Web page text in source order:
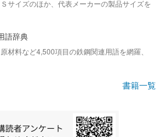
サイズのほか、代表メーカーの製品サイズを
語辞典
材料など4,500項目の鉄鋼関連用語を網羅、
書籍一覧